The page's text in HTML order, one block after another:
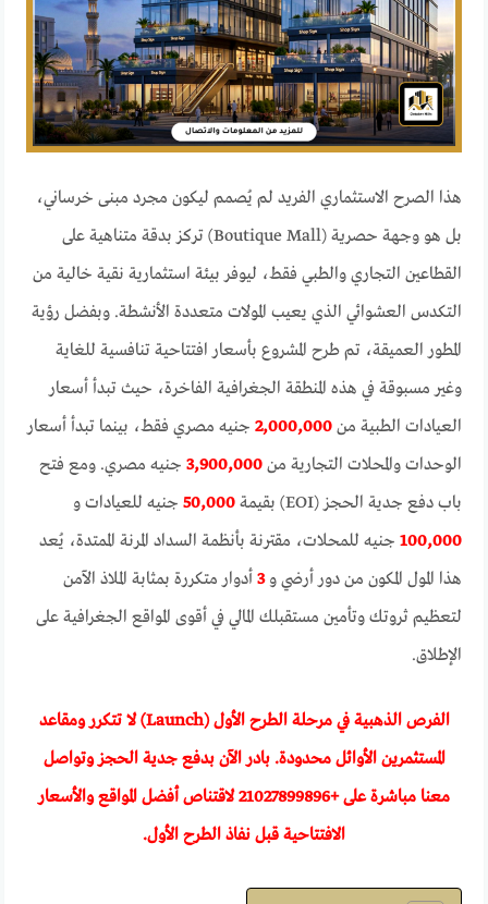
هذا الصرح الاستثماري الفريد لم يُصمم ليكون مجرد مبنى خرساني،
بل هو وجهة حصرية (Boutique Mall) تركز بدقة متناهية على
القطاعين التجاري والطبي فقط، ليوفر بيئة استثمارية نقية خالية من
التكدس العشوائي الذي يعيب المولات متعددة الأنشطة. وبفضل رؤية
المطور العميقة، تم طرح المشروع بأسعار افتتاحية تنافسية للغاية
وغير مسبوقة في هذه المنطقة الجغرافية الفاخرة، حيث تبدأ أسعار
العيادات الطبية من2,000,000 جنيه مصري فقط، بينما تبدأ أسعار
الوحدات والمحلات التجارية من3,900,000 جنيه مصري. ومع فتح
باب دفع جدية الحجز (EOI) بقيمة
50,000 جنيه للعيادات و
100,000 جنيه للمحلات، مقترنة بأنظمة السداد المرنة الممتدة، يُعد
هذا المول المكون من دور أرضي و3 أدوار متكررة بمثابة الملاذ الآمن
لتعظيم ثروتك وتأمين مستقبلك المالي في أقوى المواقع الجغرافية على
الإطلاق.
الفرص الذهبية في مرحلة الطرح الأول (Launch) لا تتكرر ومقاعد
المستثمرين الأوائل محدودة. بادر الآن بدفع جدية الحجز وتواصل
معنا مباشرة على +21027899896لاقتناص أفضل المواقع والأسعار
الافتتاحية قبل نفاذ الطرح الأول.